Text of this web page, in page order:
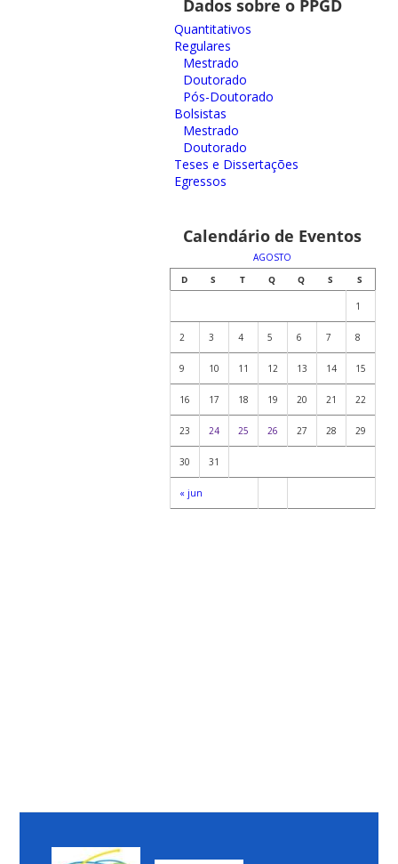
Dados sobre o PPGD
Quantitativos
Regulares
Mestrado
Doutorado
Pós-Doutorado
Bolsistas
Mestrado
Doutorado
Teses e Dissertações
Egressos
Calendário de Eventos
AGOSTO
D
S T Q Q S S
« jun
1
2 3 4 5 6 7 8
9 10 11 12 13 14 15
16 17 18 19 20 21 22
23 24 25 26 27 28 29
30 31